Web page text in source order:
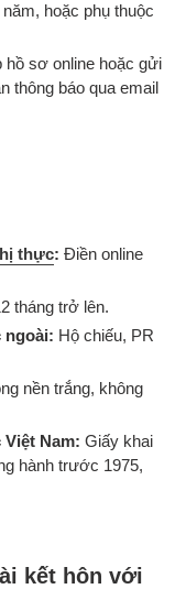
hoặc phụ thuộc
hồ sơ online hoặc gửi
thông báo qua email
thực: Điền online
tháng trở lên.
Hộ chiếu, PR
nền trắng, không
Nam: Giấy khai
hành trước 1975,
kết hôn với